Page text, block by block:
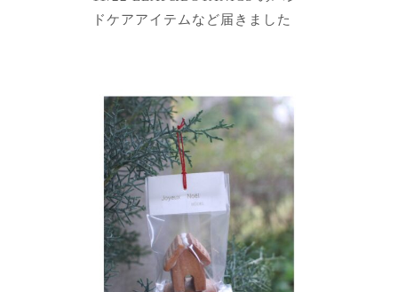
ドケアアイテムなど届きました